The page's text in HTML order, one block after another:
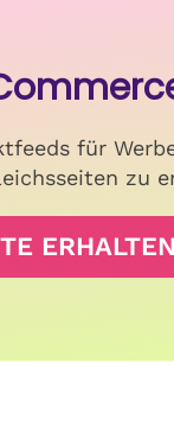
für
zu
ERHALTEN